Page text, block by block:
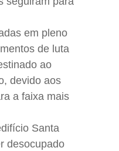
em pleno
de luta
ao
devido aos
a faixa mais
Santa
desocupado